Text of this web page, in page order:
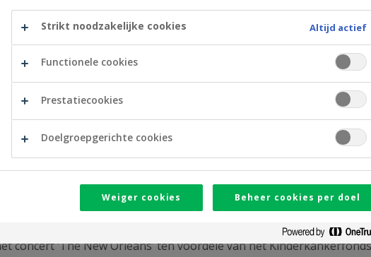
Orleans’ ten voordele van het Kinderkankerfonds van het
concert ‘The New Orleans’ ten voordele van het
Strikt noodzakelijke cookies Altijd actief
Functionele cookies
Prestatiecookies
Doelgroepgerichte cookies
Weiger cookies Beheer cookies per doel